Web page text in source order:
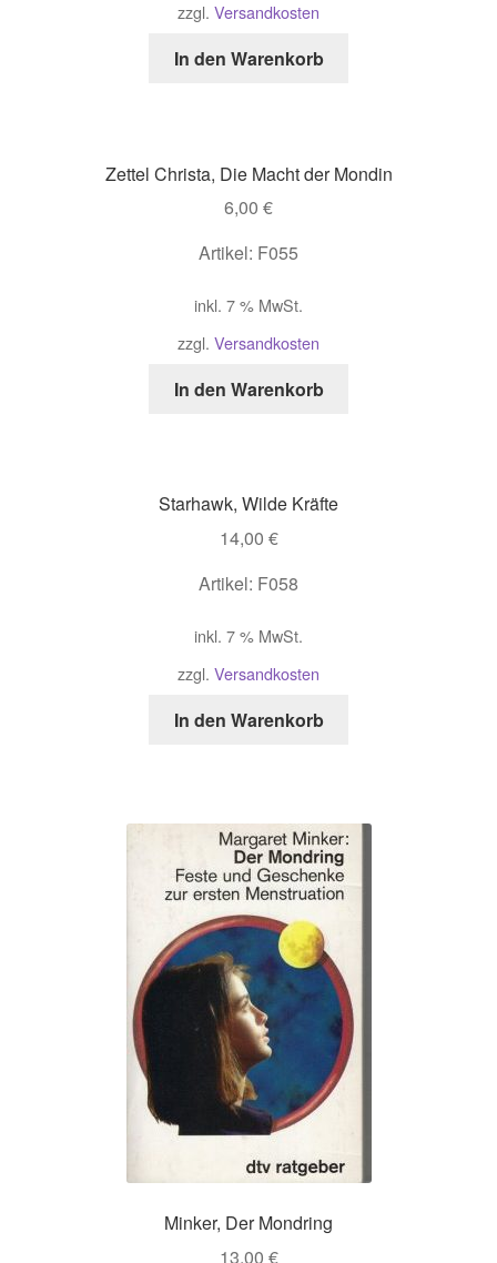
zzgl. Versandkosten
In den Warenkorb
Zettel Christa, Die Macht der Mondin
6,00 €
Artikel: F055
inkl. 7 % MwSt.
zzgl. Versandkosten
In den Warenkorb
Starhawk, Wilde Kräfte
14,00 €
Artikel: F058
inkl. 7 % MwSt.
zzgl. Versandkosten
In den Warenkorb
Minker, Der Mondring
13,00 €